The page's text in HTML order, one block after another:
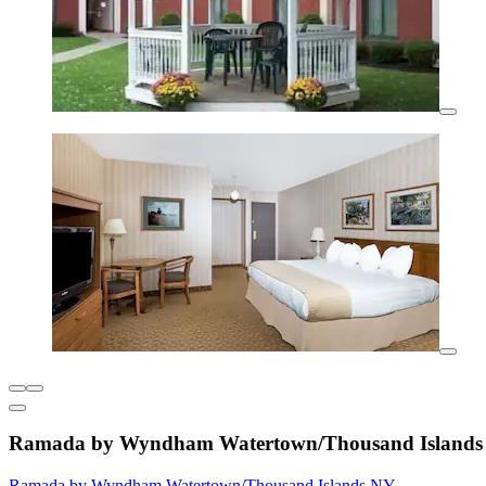
Ramada by Wyndham Watertown/Thousand